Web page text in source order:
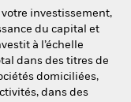
investissement,
du capital et
à l’échelle
dans des titres de
domiciliées,
dans des